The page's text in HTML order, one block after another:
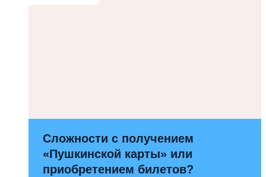
Сложности с получением
«Пушкинской карты» или
приобретением билетов?